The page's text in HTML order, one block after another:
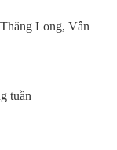
Long, Vân
tuần